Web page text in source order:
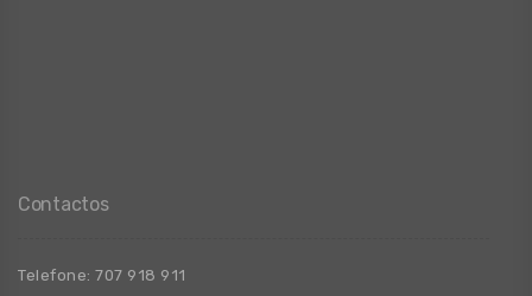
Contactos
Telefone: 707 918 911